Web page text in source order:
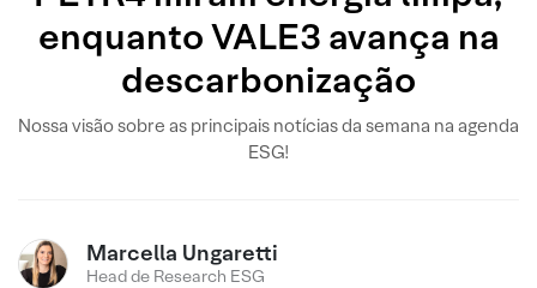
enquanto VALE3 avança na
descarbonização
Nossa visão sobre as principais notícias da semana na agenda
ESG!
Marcella Ungaretti
Head de Research ESG